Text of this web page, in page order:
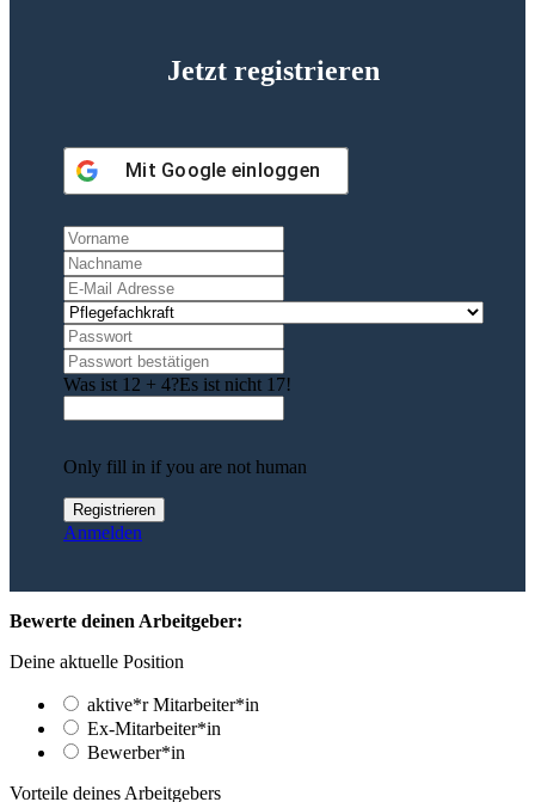
Jetzt registrieren
Mit Google einloggen
Was ist 12 + 4?Es ist nicht 17!
Only fill in if you are not human
Anmelden
Bewerte deinen Arbeitgeber:
Deine aktuelle Position
aktive*r Mitarbeiter*in
Ex-Mitarbeiter*in
Bewerber*in
Vorteile deines Arbeitgebers